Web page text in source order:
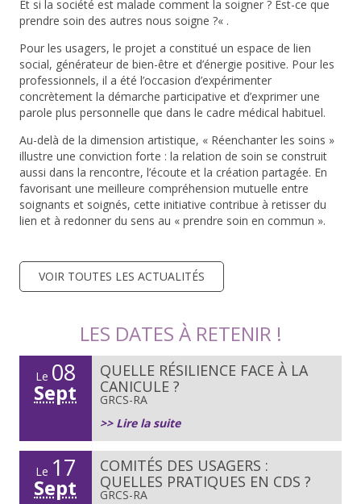
Et si la société est malade comment la soigner ? Est-ce que
prendre soin des autres nous soigne ?« .
Pour les usagers, le projet a constitué un espace de lien
social, générateur de bien-être et d’énergie positive. Pour les
professionnels, il a été l’occasion d’expérimenter
concrètement la démarche participative et d’exprimer une
parole plus personnelle que dans le cadre médical habituel.
Au-delà de la dimension artistique, « Réenchanter les soins »
illustre une conviction forte : la relation de soin se construit
aussi dans la rencontre, l’écoute et la création partagée. En
favorisant une meilleure compréhension mutuelle entre
soignants et soignés, cette initiative contribue à retisser du
lien et à redonner du sens au « prendre soin en commun ».
VOIR TOUTES LES ACTUALITÉS
LES DATES À RETENIR !
Le 08
Sept
QUELLE RÉSILIENCE FACE À LA
CANICULE ?
GRCS-RA
>> Lire la suite
Le 17
Sept
COMITÉS DES USAGERS :
QUELLES PRATIQUES EN CDS ?
GRCS-RA